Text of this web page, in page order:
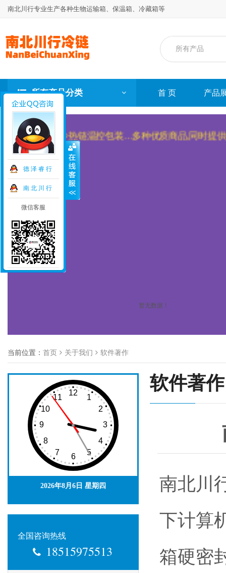
南北川行专业生产各种生物运输箱、保温箱、冷藏箱等
所有产品分类 首 页 产品
外贸冷热链温控包装…多种优质商品,同时提供专业的
暂无数据！
暂无数据！
当前位置： 首页 关于我们 软件著作
2026年8月6日 星期四
全国咨询热线
18515975513
软件著作
南北川
下计算
箱硬密
德 泽 睿 行
南 北 川 行
微信客服